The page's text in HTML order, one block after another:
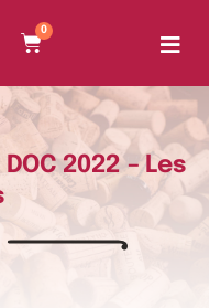
0
2022 – Les